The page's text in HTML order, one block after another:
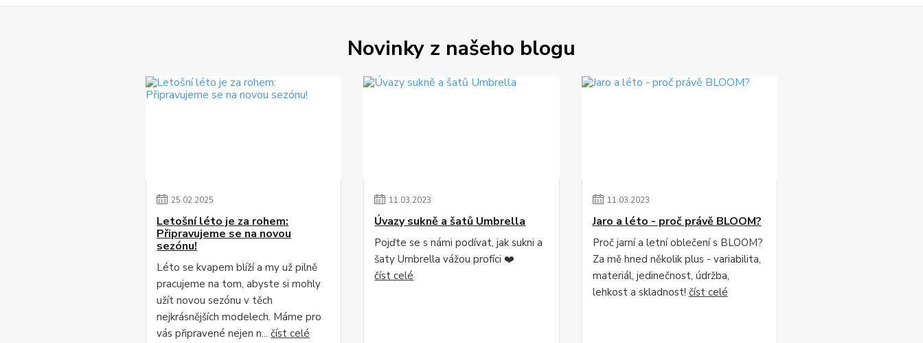
Novinky z našeho blogu
25.02.2025
Letošní léto je za rohem:
Připravujeme se na novou
sezónu!
Léto se kvapem blíží a my už pilně
pracujeme na tom, abyste si mohly
užít novou sezónu v těch
nejkrásnějších modelech. Máme pro
vás připravené nejen n...číst celé
11.03.2023
Úvazy sukně a šatů Umbrella
Pojďte se s námi podívat, jak sukni a
šaty Umbrella vážou profíci ❤️
číst celé
11.03.2023
Jaro a léto - proč právě BLOOM?
Proč jarní a letní oblečení s BLOOM?
Za mě hned několik plus - variabilita,
materiál, jedinečnost, údržba,
lehkost a skladnost! číst celé